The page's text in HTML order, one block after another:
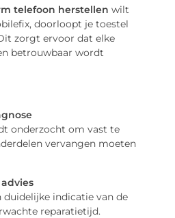
telefoon herstellen wilt
doorloopt je toestel
zorgt ervoor dat elke
betrouwbaar wordt
onderzocht om vast te
vervangen moeten
duidelijke indicatie van de
reparatietijd.